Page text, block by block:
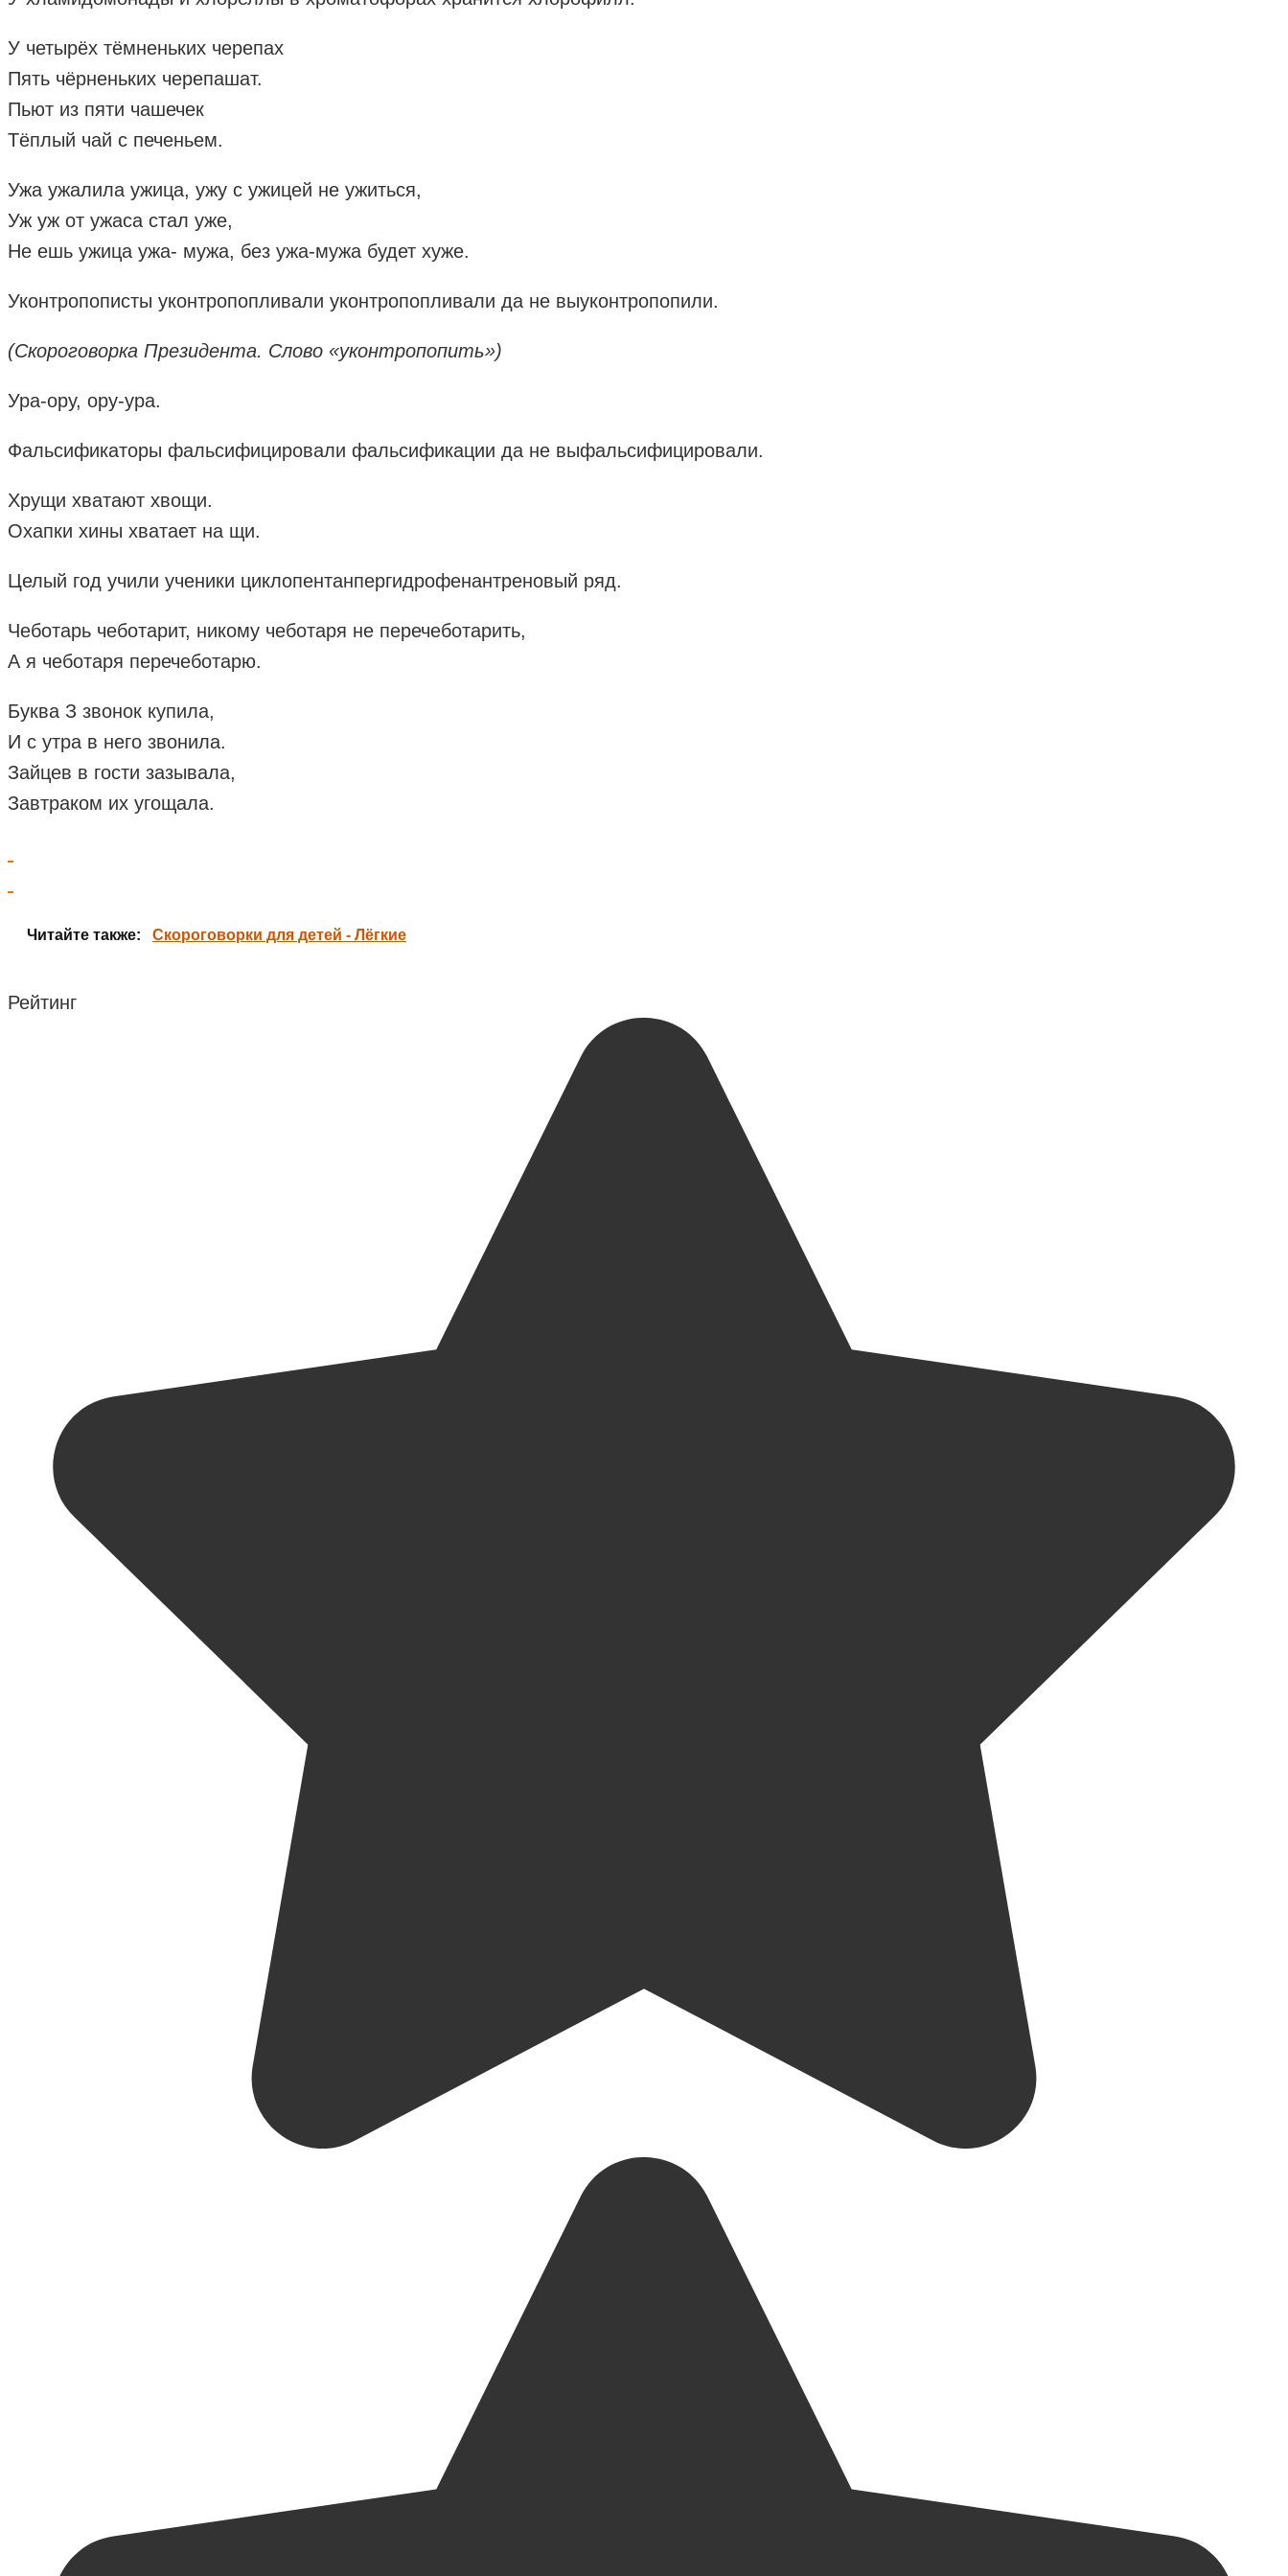
У четырёх тёмненьких черепах
Пять чёрненьких черепашат.
Пьют из пяти чашечек
Тёплый чай с печеньем.
Ужа ужалила ужица, ужу с ужицей не ужиться,
Уж уж от ужаса стал уже,
Не ешь ужица ужа- мужа, без ужа-мужа будет хуже.
Уконтропописты уконтропопливали уконтропопливали да не выуконтропопили.
(Скороговорка Президента. Слово «уконтропопить»)
Ура-ору, ору-ура.
Фальсификаторы фальсифицировали фальсификации да не выфальсифицировали.
Хрущи хватают хвощи.
Охапки хины хватает на щи.
Целый год учили ученики циклопентанпергидрофенантреновый ряд.
Чеботарь чеботарит, никому чеботаря не перечеботарить,
А я чеботаря перечеботарю.
Буква З звонок купила,
И с утра в него звонила.
Зайцев в гости зазывала,
Завтраком их угощала.
Читайте также: Скороговорки для детей - Лёгкие
Рейтинг